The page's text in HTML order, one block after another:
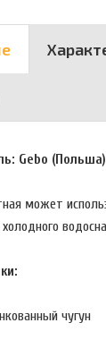
Gebo (Польша)
может
холодного
чугун